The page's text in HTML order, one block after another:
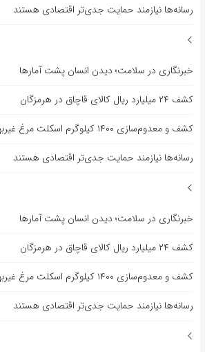
رسانه‌ها نیازمند حمایت جدی‌تر اقتصادی هستند
خبرنگاری در سلامت؛ دیدن انسان پشت آمارها
کشف ۲۴ میلیارد ریال کالای قاچاق در هرمزگان
کشف و معدوم‌سازی ۱۴۰۰ کیلوگرم اسکلت مرغ غیربهداشتی در قم
رسانه‌ها نیازمند حمایت جدی‌تر اقتصادی هستند
خبرنگاری در سلامت؛ دیدن انسان پشت آمارها
کشف ۲۴ میلیارد ریال کالای قاچاق در هرمزگان
کشف و معدوم‌سازی ۱۴۰۰ کیلوگرم اسکلت مرغ غیربهداشتی در قم
رسانه‌ها نیازمند حمایت جدی‌تر اقتصادی هستند